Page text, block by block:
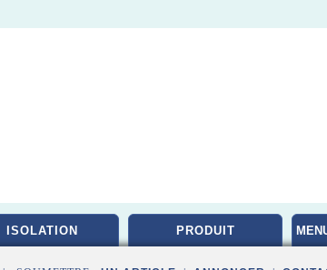
ISOLATION PRODUIT